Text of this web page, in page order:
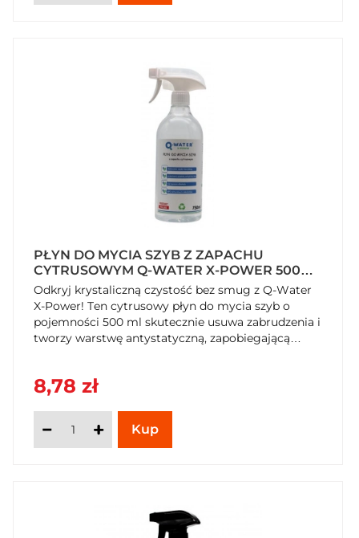
PŁYN DO MYCIA SZYB Z ZAPACHU
CYTRUSOWYM Q-WATER X-POWER 500
ML
Odkryj krystaliczną czystość bez smug z Q-Water
X-Power! Ten cytrusowy płyn do mycia szyb o
pojemności 500 ml skutecznie usuwa zabrudzenia i
tworzy warstwę antystatyczną, zapobiegającą
Zamów Q-Water X-Power już dziś w
8,78 zł